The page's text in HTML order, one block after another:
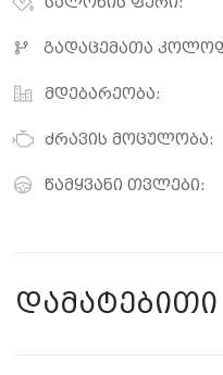
გადაცემათა
მდებარეობა:
ძრავის მოცულობა:
წამყვანი თვლები:
დამატებითი